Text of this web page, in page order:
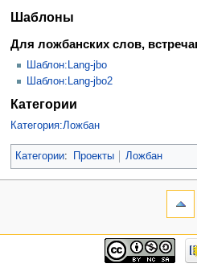
Шаблоны
Для ложбанских слов,
Шаблон:Lang-jbo
Шаблон:Lang-jbo2
Категории
Категория:Ложбан
Категории: Проекты Ложбан